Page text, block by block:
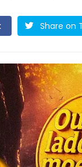
Share on